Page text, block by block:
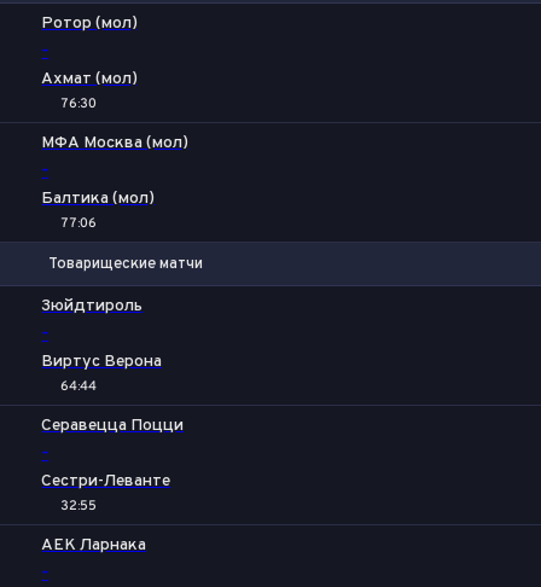
Ротор (мол)
-
Ахмат (мол)
76:30
МФА Москва (мол)
-
Балтика (мол)
77:06
Товарищеские матчи
Зюйдтироль
-
Виртус Верона
64:44
Серавецца Поцци
-
Сестри-Леванте
32:55
АЕК Ларнака
-